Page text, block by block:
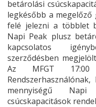
betárolási
legkésőbb a megelőző
felé jelezni a többlet
Napi Peak plusz
kapcsolatos
szerződésben
Az MFGT
mennyiségű
csúcskapacitások